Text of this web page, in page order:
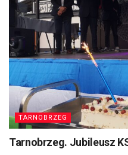
TARNOBRZEG
Tarnobrzeg. Jubileusz